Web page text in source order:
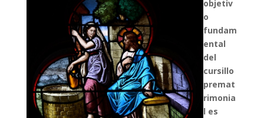
objetiv
o
fundam
ental
del
cursillo
premat
rimonia
l es